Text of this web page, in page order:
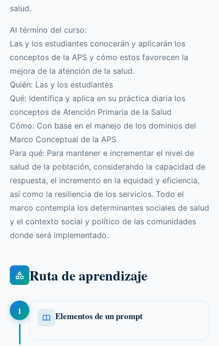
salud.
Al término del curso:
Las y los estudiantes conocerán y aplicarán los
conceptos de la APS y cómo estos favorecen la
mejora de la atención de la salud.
Quién: Las y los estudiantes
Qué: Identifica y aplica en su práctica diaria los
conceptos de Atención Primaria de la Salud
Cómo: Con base en el manejo de los dominios del
Marco Conceptual de la APS
Para qué: Para mantener e incrementar el nivel de
salud de la población, considerando la capacidad de
respuesta, el incremento en la equidad y eficiencia,
así como la resiliencia de los servicios. Todo el
marco contempla los determinantes sociales de salud
y el contexto social y político de las comunidades
donde será implementado.
Ruta de aprendizaje
1 Elementos de un prompt